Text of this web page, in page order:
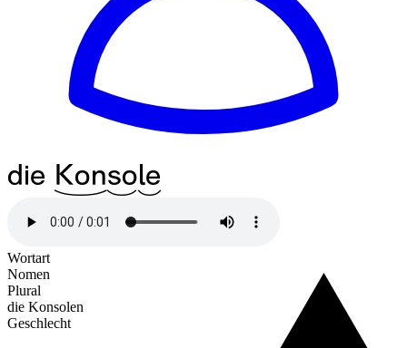
die ^23Kon^12so^09le
Wortart
Nomen
Plural
die Konsolen
Geschlecht